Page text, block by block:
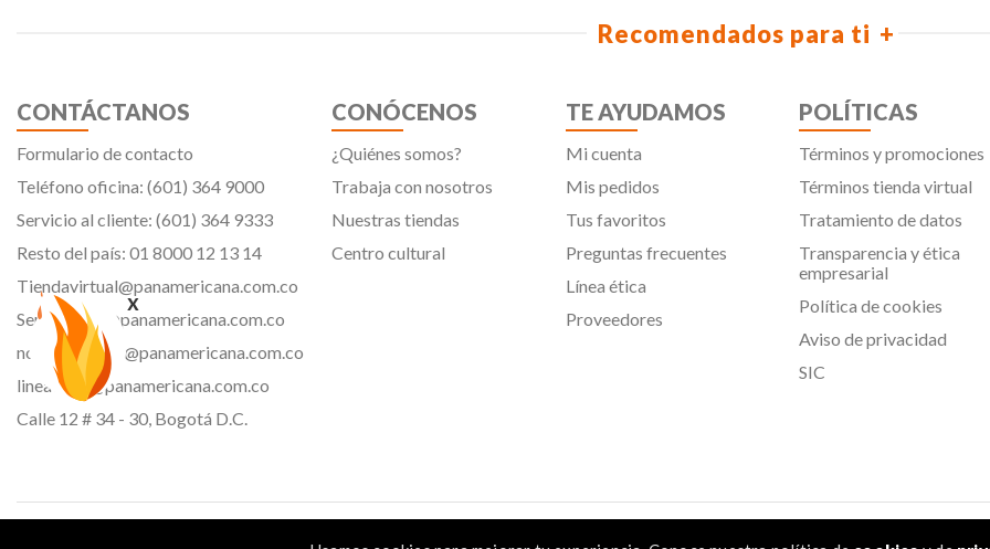
x
Recomendados para ti
CONTÁCTANOS
Formulario de contacto
Teléfono oficina: (601) 364 9000
Servicio al cliente: (601) 364 9333
Resto del país: 01 8000 12 13 14
Tiendavirtual@panamericana.com.co
Servicliente@panamericana.com.co
notificaciones@panamericana.com.co
lineaetica@panamericana.com.co
Calle 12 # 34 - 30, Bogotá D.C.
CONÓCENOS
¿Quiénes somos?
Trabaja con nosotros
Nuestras tiendas
Centro cultural
TE AYUDAMOS
Mi cuenta
Mis pedidos
Tus favoritos
Preguntas frecuentes
Línea ética
Proveedores
POLÍTICAS
Términos y promociones
Términos tienda virtual
Tratamiento de datos
Transparencia y ética
empresarial
Política de cookies
Aviso de privacidad
SIC